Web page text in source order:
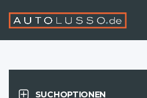
SUCHOPTIONEN